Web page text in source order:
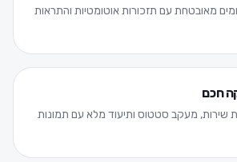
מאובטחת עם תזכורות אוטומטיות והתראות
חכם
שירות, מעקב סטטוס ותיעוד מלא עם תמונות